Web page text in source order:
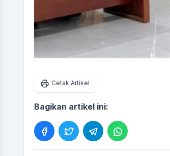
Cetak Artikel
Bagikan artikel ini:
Presensi:
Kinerja:22 poin
Belum Hadir